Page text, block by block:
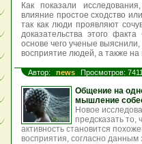
Как показали
влияние простое сходство
так как люди проявляют
доказательства этого
основе чего ученые
восприятие людей, а также
Автор: news Просмотров:
Общение на
мышление
Новое
предсказать то,
активность становится
восприятия, согласно данным